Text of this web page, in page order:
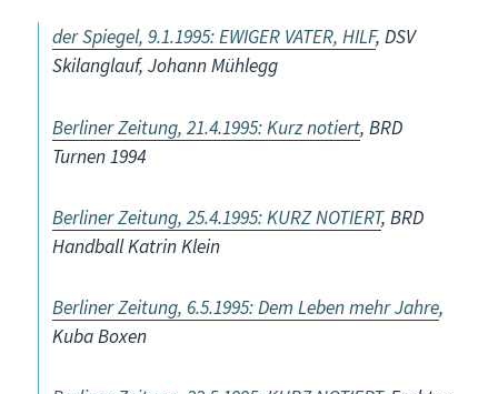
der Spiegel, 9.1.1995: EWIGER VATER, HILF, DSV
Skilanglauf, Johann Mühlegg
Berliner Zeitung, 21.4.1995: Kurz notiert, BRD
Turnen 1994
Berliner Zeitung, 25.4.1995: KURZ NOTIERT, BRD
Handball Katrin Klein
Berliner Zeitung, 6.5.1995: Dem Leben mehr Jahre,
Kuba Boxen